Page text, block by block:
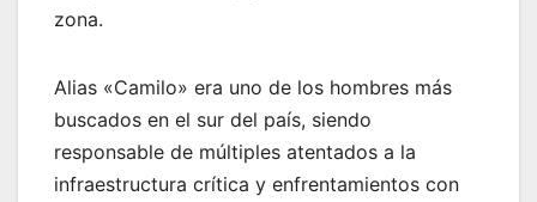
zona.
Alias «Camilo» era uno de los hombres más
buscados en el sur del país, siendo
responsable de múltiples atentados a la
infraestructura crítica y enfrentamientos con